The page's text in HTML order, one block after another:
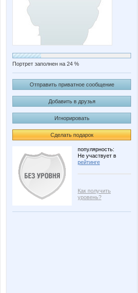
Портрет заполнен на 24 %
Отправить приватное сообщение
Добавить в друзья
Игнорировать
Сделать подарок
популярность:
Не участвует в
рейтинге
Как получить
уровень?